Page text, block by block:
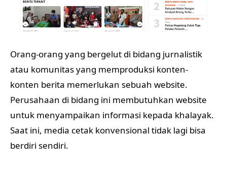
Orang-orang yang bergelut di bidang jurnalistik
atau komunitas yang memproduksi konten-
konten berita memerlukan sebuah website.
Perusahaan di bidang ini membutuhkan website
untuk menyampaikan informasi kepada khalayak.
Saat ini, media cetak konvensional tidak lagi bisa
berdiri sendiri.